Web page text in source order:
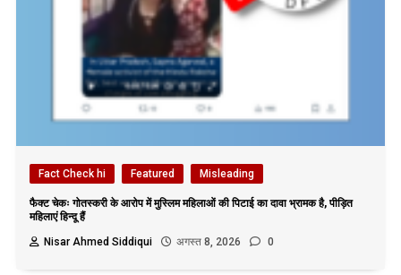
Fact Check hi Featured Misleading
फैक्ट चेकः गोतस्करी के आरोप में मुस्लिम महिलाओं की पिटाई का दावा भ्रामक है, पीड़ित
महिलाएं हिन्दू हैं
Nisar Ahmed Siddiqui
अगस्त 8, 2026 0